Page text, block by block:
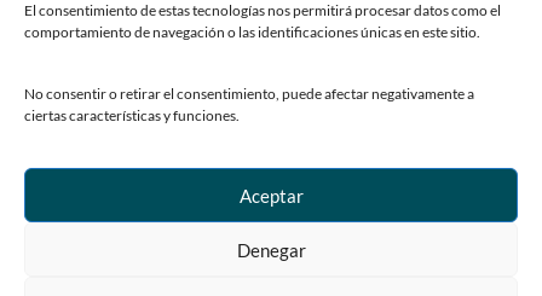
El consentimiento de estas tecnologías nos permitirá procesar datos como el
comportamiento de navegación o las identificaciones únicas en este sitio.
No consentir o retirar el consentimiento, puede afectar negativamente a
ciertas características y funciones.
Aceptar
Denegar
Chatbot Siero
SEDES ELECTRÓNICAS
Sede del Ayuntamiento de Siero